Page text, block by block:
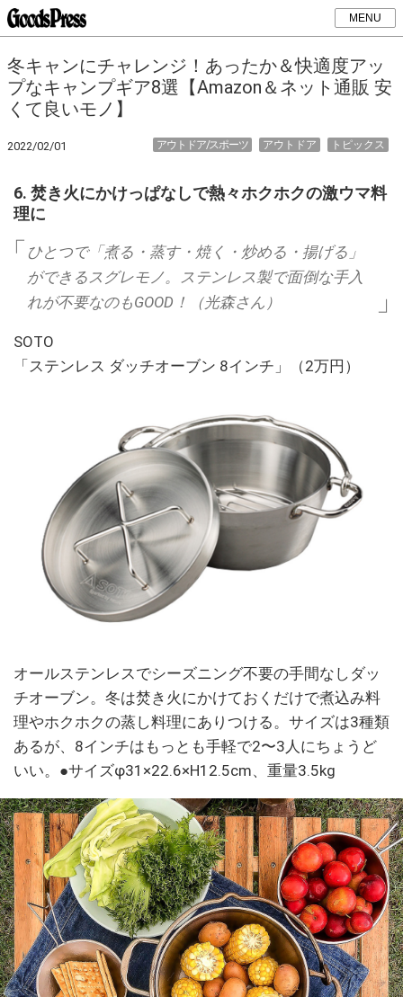
MENU
冬キャンにチャレンジ！あったか＆快適度アッ
プなキャンプギア8選【Amazon＆ネット通販 安
くて良いモノ】
2022/02/01 トピックス
アウトドア
アウトドア/スポーツ
6. 焚き火にかけっぱなしで熱々ホクホクの激ウマ料
理に
ひとつで「煮る・蒸す・焼く・炒める・揚げる」
ができるスグレモノ。ステンレス製で面倒な手入
れが不要なのもGOOD！（光森さん）
SOTO
「ステンレス ダッチオーブン 8インチ」（2万円）
オールステンレスでシーズニング不要の手間なしダッ
チオーブン。冬は焚き火にかけておくだけで煮込み料
理やホクホクの蒸し料理にありつける。サイズは3種類
あるが、8インチはもっとも手軽で2〜3人にちょうど
いい。●サイズφ31×22.6×H12.5cm、重量3.5kg